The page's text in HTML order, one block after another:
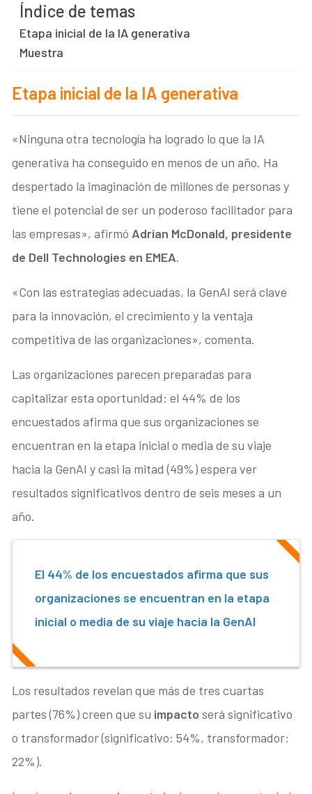
Índice de temas
Etapa inicial de la IA generativa
Muestra
Etapa inicial de la IA generativa
«Ninguna otra tecnología ha logrado lo que la IA
generativa ha conseguido en menos de un año. Ha
despertado la imaginación de millones de personas y
tiene el potencial de ser un poderoso facilitador para
las empresas», afirmó Adrian McDonald, presidente
de Dell Technologies en EMEA.
«Con las estrategias adecuadas, la GenAI será clave
para la innovación, el crecimiento y la ventaja
competitiva de las organizaciones», comenta.
Las organizaciones parecen preparadas para
capitalizar esta oportunidad: el 44% de los
encuestados afirma que sus organizaciones se
encuentran en la etapa inicial o media de su viaje
hacia la GenAI y casi la mitad (49%) espera ver
resultados significativos dentro de seis meses a un
año.
El 44% de los encuestados afirma que sus
organizaciones se encuentran en la etapa
inicial o media de su viaje hacia la GenAI
Los resultados revelan que más de tres cuartas
partes (76%) creen que su impactoserá significativo
o transformador (significativo: 54%, transformador:
22%).